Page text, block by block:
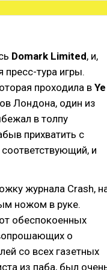
Domark Limited, и,
пресс-тура игры.
проходила в Ye
Лондона, один из
в толпу
прихватить с
и
журнала Crash,
ножом в руке.
обеспокоенных
о
со всех газетных
из паба, был